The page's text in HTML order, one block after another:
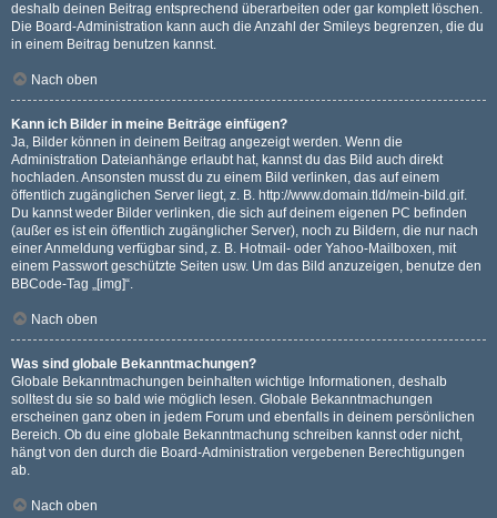
deshalb deinen Beitrag entsprechend überarbeiten oder gar komplett löschen.
Die Board-Administration kann auch die Anzahl der Smileys begrenzen, die du
in einem Beitrag benutzen kannst.
Nach oben
Kann ich Bilder in meine Beiträge einfügen?
Ja, Bilder können in deinem Beitrag angezeigt werden. Wenn die
Administration Dateianhänge erlaubt hat, kannst du das Bild auch direkt
hochladen. Ansonsten musst du zu einem Bild verlinken, das auf einem
öffentlich zugänglichen Server liegt, z. B. http://www.domain.tld/mein-bild.gif.
Du kannst weder Bilder verlinken, die sich auf deinem eigenen PC befinden
(außer es ist ein öffentlich zugänglicher Server), noch zu Bildern, die nur nach
einer Anmeldung verfügbar sind, z. B. Hotmail- oder Yahoo-Mailboxen, mit
einem Passwort geschützte Seiten usw. Um das Bild anzuzeigen, benutze den
BBCode-Tag „[img]“.
Nach oben
Was sind globale Bekanntmachungen?
Globale Bekanntmachungen beinhalten wichtige Informationen, deshalb
solltest du sie so bald wie möglich lesen. Globale Bekanntmachungen
erscheinen ganz oben in jedem Forum und ebenfalls in deinem persönlichen
Bereich. Ob du eine globale Bekanntmachung schreiben kannst oder nicht,
hängt von den durch die Board-Administration vergebenen Berechtigungen
ab.
Nach oben